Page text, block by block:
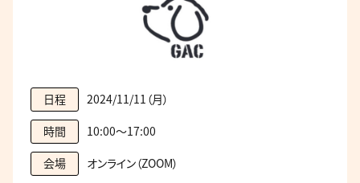
日程 2024/11/11（月）
時間 10:00～17:00
会場 オンライン（ZOOM）